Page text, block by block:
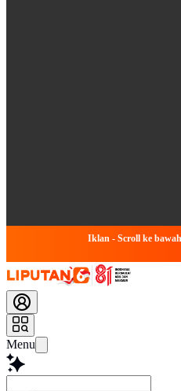
Iklan - Scroll ke
Menu